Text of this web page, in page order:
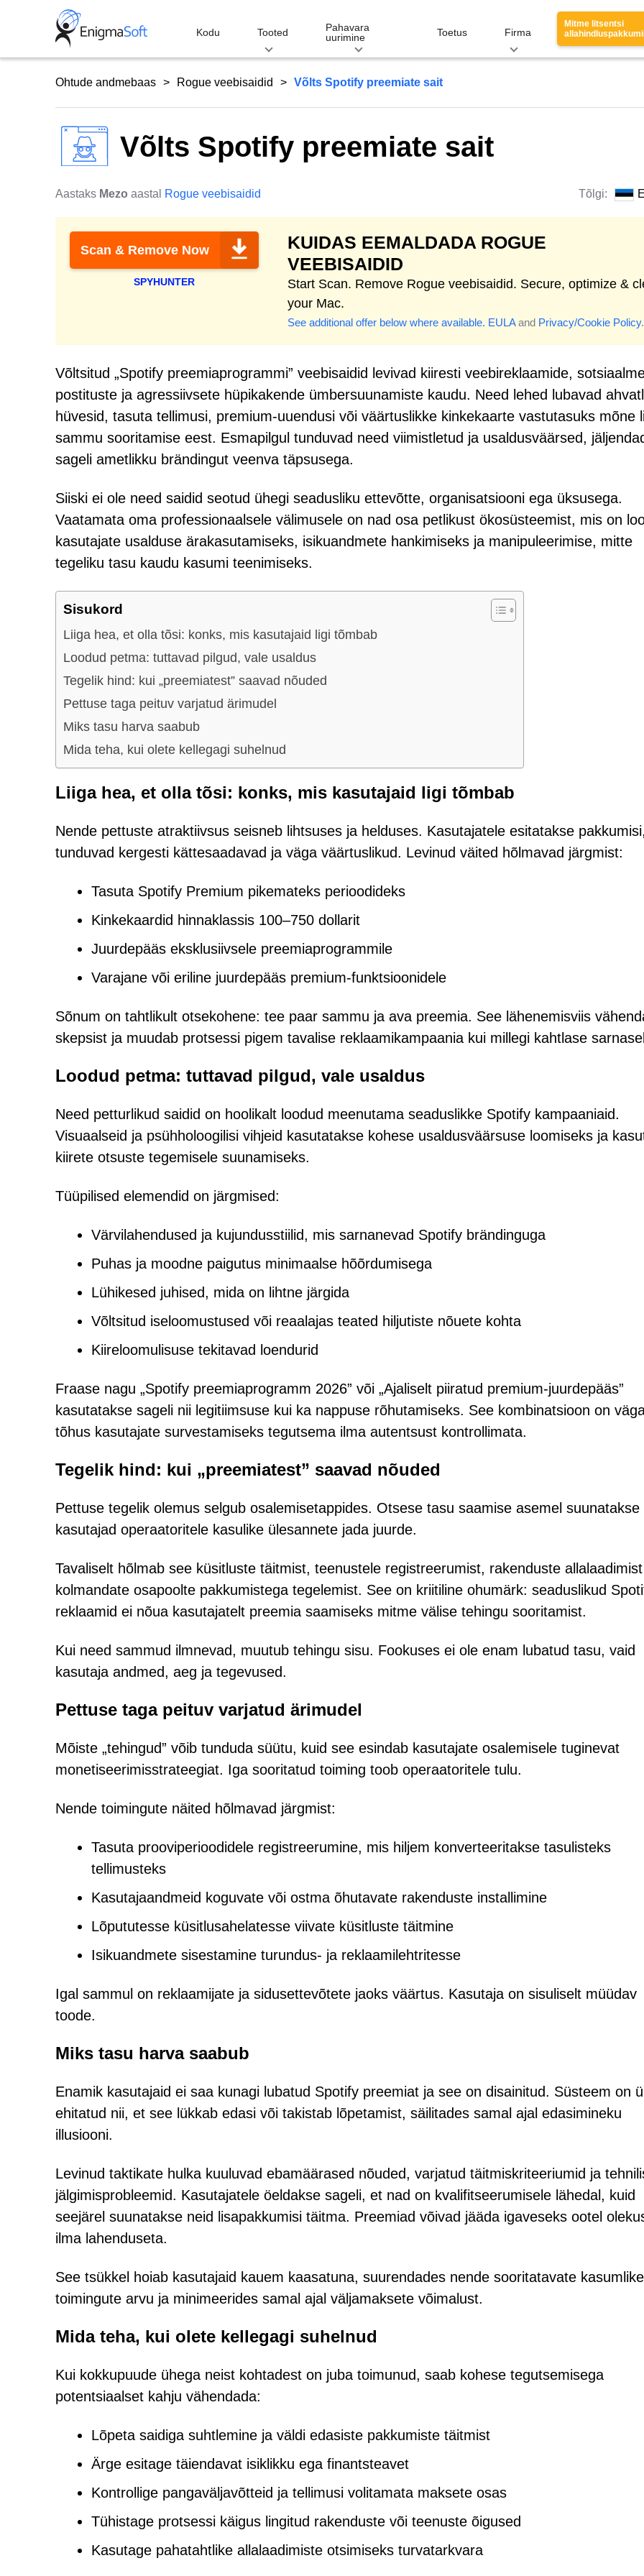
Kodu Tooted
Pahavara
uurimine
Toetus Firma
Mitme litsentsi
Ohtude andmebaas Rogue veebisaidid Võlts Spotify preemiate sait
Võlts Spotify preemiate sait
Aastaks Mezo aastal Rogue veebisaidid Tõlgi:
Scan & Remove Now
SPYHUNTER
KUIDAS EEMALDADA ROGUE
VEEBISAIDID
Start Scan. Remove Rogue veebisaidid. Secure, optimize &
your Mac.
See additional offer below where available. EULAand Privacy/Cookie Policy.
Võltsitud „Spotify preemiaprogrammi” veebisaidid levivad kiiresti veebireklaamide,
postituste ja agressiivsete hüpikakende ümbersuunamiste kaudu. Need lehed lubavad
hüvesid, tasuta tellimusi, premium-uuendusi või väärtuslikke kinkekaarte vastutasuks mõne
sammu sooritamise eest. Esmapilgul tunduvad need viimistletud ja usaldusväärsed,
sageli ametlikku brändingut veenva täpsusega.
Siiski ei ole need saidid seotud ühegi seadusliku ettevõtte, organisatsiooni ega üksusega.
Vaatamata oma professionaalsele välimusele on nad osa petlikust ökosüsteemist, mis on
kasutajate usalduse ärakasutamiseks, isikuandmete hankimiseks ja manipuleerimise, mitte
tegeliku tasu kaudu kasumi teenimiseks.
Sisukord
Liiga hea, et olla tõsi: konks, mis kasutajaid ligi tõmbab
Loodud petma: tuttavad pilgud, vale usaldus
Tegelik hind: kui „preemiatest” saavad nõuded
Pettuse taga peituv varjatud ärimudel
Miks tasu harva saabub
Mida teha, kui olete kellegagi suhelnud
Liiga hea, et olla tõsi: konks, mis kasutajaid ligi tõmbab
Nende pettuste atraktiivsus seisneb lihtsuses ja helduses. Kasutajatele esitatakse
tunduvad kergesti kättesaadavad ja väga väärtuslikud. Levinud väited hõlmavad järgmist:
Tasuta Spotify Premium pikemateks perioodideks
Kinkekaardid hinnaklassis 100–750 dollarit
Juurdepääs eksklusiivsele preemiaprogrammile
Varajane või eriline juurdepääs premium-funktsioonidele
Sõnum on tahtlikult otsekohene: tee paar sammu ja ava preemia. See lähenemisviis
skepsist ja muudab protsessi pigem tavalise reklaamikampaania kui millegi kahtlase
Loodud petma: tuttavad pilgud, vale usaldus
Need petturlikud saidid on hoolikalt loodud meenutama seaduslikke Spotify kampaaniaid.
Visuaalseid ja psühholoogilisi vihjeid kasutatakse kohese usaldusväärsuse loomiseks ja
kiirete otsuste tegemisele suunamiseks.
Tüüpilised elemendid on järgmised:
Värvilahendused ja kujundusstiilid, mis sarnanevad Spotify brändinguga
Puhas ja moodne paigutus minimaalse hõõrdumisega
Lühikesed juhised, mida on lihtne järgida
Võltsitud iseloomustused või reaalajas teated hiljutiste nõuete kohta
Kiireloomulisuse tekitavad loendurid
Fraase nagu „Spotify preemiaprogramm 2026” või „Ajaliselt piiratud premium-juurdepääs”
kasutatakse sageli nii legitiimsuse kui ka nappuse rõhutamiseks. See kombinatsioon on
tõhus kasutajate survestamiseks tegutsema ilma autentsust kontrollimata.
Tegelik hind: kui „preemiatest” saavad nõuded
Pettuse tegelik olemus selgub osalemisetappides. Otsese tasu saamise asemel suunatakse
kasutajad operaatoritele kasulike ülesannete jada juurde.
Tavaliselt hõlmab see küsitluste täitmist, teenustele registreerumist, rakenduste
kolmandate osapoolte pakkumistega tegelemist. See on kriitiline ohumärk: seaduslikud
reklaamid ei nõua kasutajatelt preemia saamiseks mitme välise tehingu sooritamist.
Kui need sammud ilmnevad, muutub tehingu sisu. Fookuses ei ole enam lubatud tasu, vaid
kasutaja andmed, aeg ja tegevused.
Pettuse taga peituv varjatud ärimudel
Mõiste „tehingud” võib tunduda süütu, kuid see esindab kasutajate osalemisele tuginevat
monetiseerimisstrateegiat. Iga sooritatud toiming toob operaatoritele tulu.
Nende toimingute näited hõlmavad järgmist:
Tasuta prooviperioodidele registreerumine, mis hiljem konverteeritakse tasulisteks
tellimusteks
Kasutajaandmeid koguvate või ostma õhutavate rakenduste installimine
Lõpututesse küsitlusahelatesse viivate küsitluste täitmine
Isikuandmete sisestamine turundus- ja reklaamilehtritesse
Igal sammul on reklaamijate ja sidusettevõtete jaoks väärtus. Kasutaja on sisuliselt müüdav
toode.
Miks tasu harva saabub
Enamik kasutajaid ei saa kunagi lubatud Spotify preemiat ja see on disainitud. Süsteem on
ehitatud nii, et see lükkab edasi või takistab lõpetamist, säilitades samal ajal edasimineku
illusiooni.
Levinud taktikate hulka kuuluvad ebamäärased nõuded, varjatud täitmiskriteeriumid ja
jälgimisprobleemid. Kasutajatele öeldakse sageli, et nad on kvalifitseerumisele lähedal, kuid
seejärel suunatakse neid lisapakkumisi täitma. Preemiad võivad jääda igaveseks ootel
ilma lahenduseta.
See tsükkel hoiab kasutajaid kauem kaasatuna, suurendades nende sooritatavate kasumlike
toimingute arvu ja minimeerides samal ajal väljamaksete võimalust.
Mida teha, kui olete kellegagi suhelnud
Kui kokkupuude ühega neist kohtadest on juba toimunud, saab kohese tegutsemisega
potentsiaalset kahju vähendada:
Lõpeta saidiga suhtlemine ja väldi edasiste pakkumiste täitmist
Ärge esitage täiendavat isiklikku ega finantsteavet
Kontrollige pangaväljavõtteid ja tellimusi volitamata maksete osas
Tühistage protsessi käigus lingitud rakenduste või teenuste õigused
Kasutage pahatahtlike allalaadimiste otsimiseks turvatarkvara